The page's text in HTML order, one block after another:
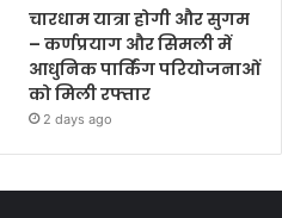
चारधाम यात्रा होगी और सुगम
– कर्णप्रयाग और सिमली में
आधुनिक पार्किंग परियोजनाओं
को मिली रफ्तार
2 days ago